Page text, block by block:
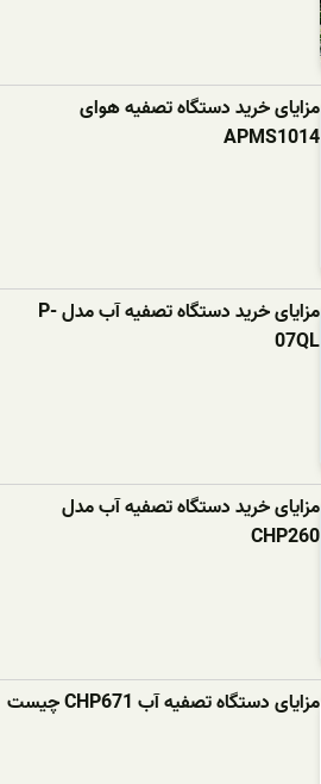
مزایای خرید دستگاه تصفیه هوای
APMS1014
مزایای خرید دستگاه تصفیه آب مدل P-
07QL
مزایای خرید دستگاه تصفیه آب مدل
CHP260
مزایای دستگاه تصفیه آب CHP671 چیست